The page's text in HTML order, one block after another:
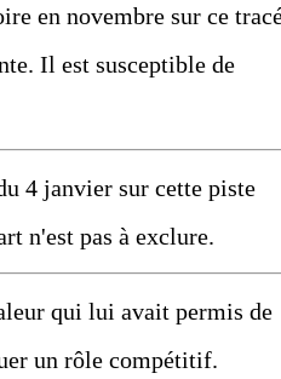
en novembre sur ce
Il est susceptible de
4 janvier sur cette piste
n'est pas à exclure.
qui lui avait permis de
un rôle compétitif.